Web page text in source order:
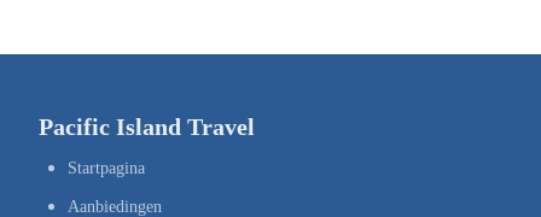
Pacific Island Travel
Startpagina
Aanbiedingen